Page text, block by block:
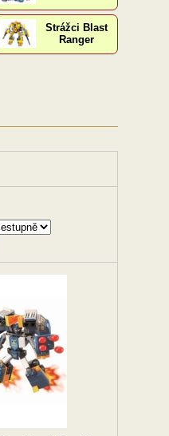
Strážci Blast
Ranger